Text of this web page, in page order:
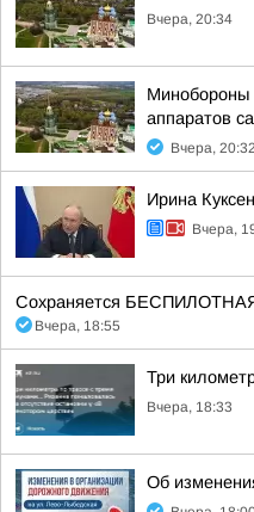
Вчера, 20:34
Минобороны
аппаратов
Вчера, 20:32
Ирина
Вчера,
Сохраняется БЕСПИЛОТНАЯ
Вчера, 18:55
Три
Вчера, 18:33
Об